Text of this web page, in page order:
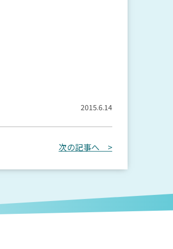
2015.6.14
次の記事へ >